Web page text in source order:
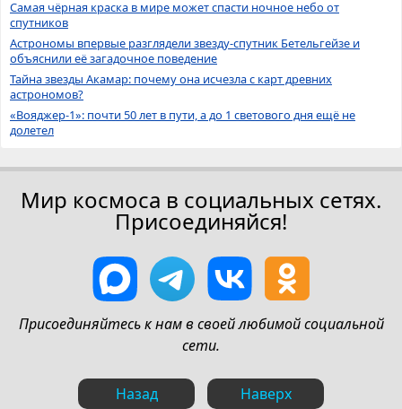
Самая чёрная краска в мире может спасти ночное небо от
спутников
Астрономы впервые разглядели звезду-спутник Бетельгейзе и
объяснили её загадочное поведение
Тайна звезды Акамар: почему она исчезла с карт древних
астрономов?
«Вояджер-1»: почти 50 лет в пути, а до 1 светового дня ещё не
долетел
Мир космоса в социальных сетях.
Присоединяйся!
Присоединяйтесь к нам в своей любимой социальной
сети.
Назад Наверх